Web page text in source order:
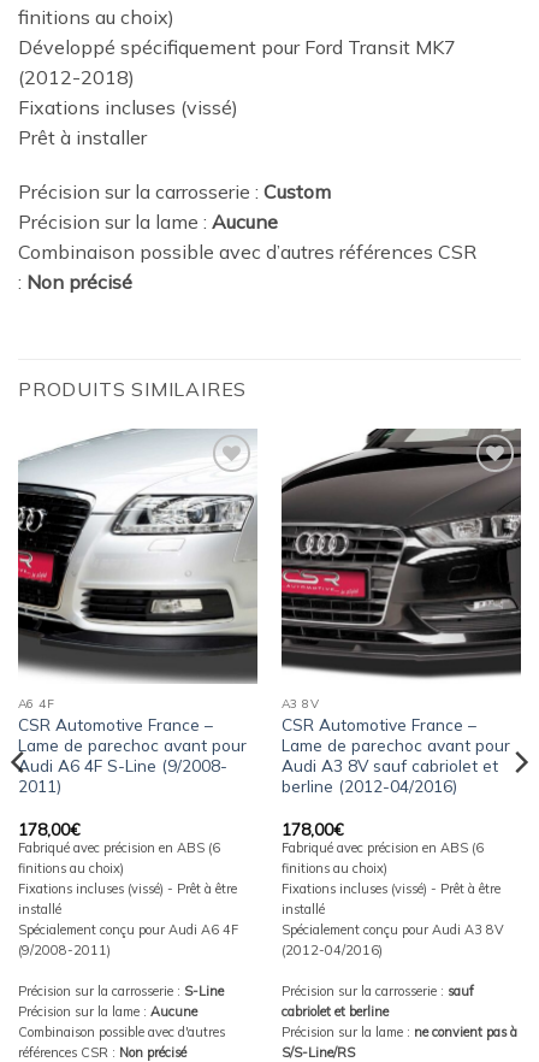
finitions au choix)
Développé spécifiquement pour Ford Transit MK7
(2012-2018)
Fixations incluses (vissé)
Prêt à installer
Précision sur la carrosserie : Custom
Précision sur la lame : Aucune
Combinaison possible avec d’autres références CSR
: Non précisé
PRODUITS SIMILAIRES
à la
wishlist
A6 4F
CSR Automotive France –
Lame de parechoc avant pour
Audi A6 4F S-Line (9/2008-
2011)
178,00€
Fabriqué avec précision en ABS (6
finitions au choix)
Fixations incluses (vissé) - Prêt à être
installé
Spécialement conçu pour Audi A6 4F
(9/2008-2011)
Précision sur la carrosserie : S-Line
Précision sur la lame : Aucune
Combinaison possible avec d'autres
références CSR : Non précisé
Ajouter
à la
wishlist
A3 8V
CSR Automotive France –
Lame de parechoc avant pour
Audi A3 8V sauf cabriolet et
berline (2012-04/2016)
178,00€
Fabriqué avec précision en ABS (6
finitions au choix)
Fixations incluses (vissé) - Prêt à être
installé
Spécialement conçu pour Audi A3 8V
(2012-04/2016)
Précision sur la carrosserie : sauf
cabriolet et berline
Précision sur la lame : ne convient pas à
S/S-Line/RS